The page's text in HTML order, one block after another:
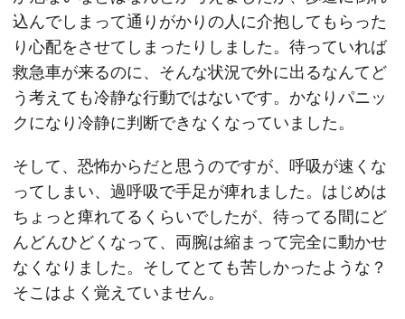
込んでしまって通りがかりの人に介抱してもらった
り心配をさせてしまったりしました。待っていれば
救急車が来るのに、そんな状況で外に出るなんてど
う考えても冷静な行動ではないです。かなりパニッ
クになり冷静に判断できなくなっていました。
そして、恐怖からだと思うのですが、呼吸が速くな
ってしまい、過呼吸で手足が痺れました。はじめは
ちょっと痺れてるくらいでしたが、待ってる間にど
んどんひどくなって、両腕は縮まって完全に動かせ
なくなりました。そしてとても苦しかったような？
そこはよく覚えていません。